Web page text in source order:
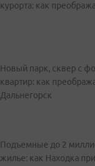
курорта: как
Новый парк, сквер с
квартир: как
Дальнегорск
Подъемные до 2
жилье: как Находка